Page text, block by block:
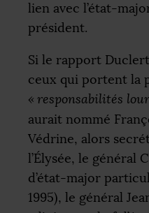
lien avec l’état-
président.
Si le rapport
ceux qui portent la
« responsabilités
aurait nommé
Védrine, alors
l’Élysée, le général
d’état-major
1995), le général